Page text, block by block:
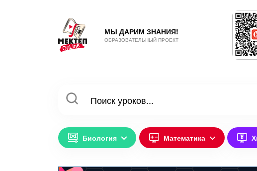
МЫ ДАРИМ ЗНАНИЯ!
ОБРАЗОВАТЕЛЬНЫЙ ПРОЕКТ
Биология Математика